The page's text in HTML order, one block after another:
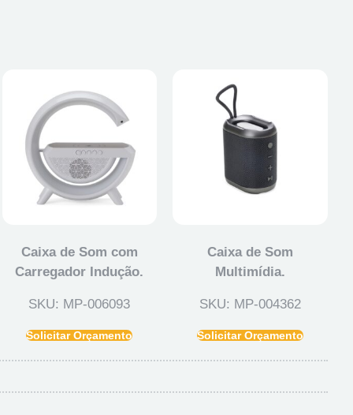
Caixa de Som com
Carregador Indução.
SKU: MP-006093
Solicitar Orçamento
Caixa de Som
Multimídia.
SKU: MP-004362
Solicitar Orçamento